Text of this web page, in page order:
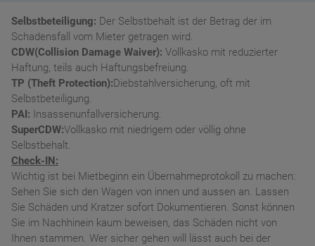
Selbstbeteiligung: Der Selbstbehalt ist der Betrag der im
Schadensfall vom Mieter getragen wird.
CDW(Collision Damage Waiver): Vollkasko mit reduzierter
Haftung, teils auch Haftungsbefreiung.
TP (Theft Protection):Diebstahlversicherung, oft mit
Selbstbeteiligung.
PAI: Insassenunfallversicherung.
SuperCDW:Vollkasko mit niedrigem oder völlig ohne
Selbstbehalt.
Check-IN:
Wichtig ist bei Mietbeginn ein Übernahmeprotokoll zu machen:
Sehen Sie sich den Wagen von innen und aussen an. Lassen
Sie Schäden und Kratzer sofort Dokumentieren. Sonst können
Sie im Nachhinein kaum beweisen, das Schäden nicht von
Ihnen stammen. Wer sicher gehen will lässt auch bei der